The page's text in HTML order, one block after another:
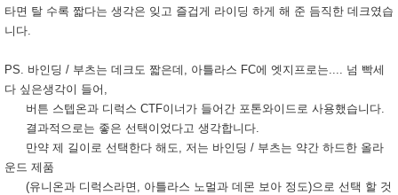
타면 탈 수록 짧다는 생각은 잊고 즐겁게 라이딩 하게 해 준 듬직한 데크였습
니다.
PS. 바인딩 / 부츠는 데크도 짧은데, 아틀라스 FC에 엣지프로는.... 넘 빡세
다 싶은생각이 들어,
버튼 스텝온과 디럭스 CTF이너가 들어간 포톤와이드로 사용했습니다.
결과적으로는 좋은 선택이었다고 생각합니다.
만약 제 길이로 선택한다 해도, 저는 바인딩 / 부츠는 약간 하드한 올라
운드 제품
(유니온과 디럭스라면, 아틀라스 노멀과 데몬 보아 정도)으로 선택 할 것